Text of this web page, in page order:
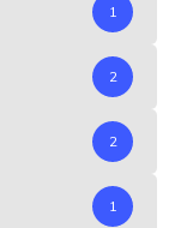
1
2
2
1